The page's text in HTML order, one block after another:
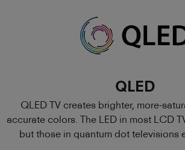
QLED
QLED TV creates brighter, more-
accurate colors. The LED in most LCD
but those in quantum dot televisions